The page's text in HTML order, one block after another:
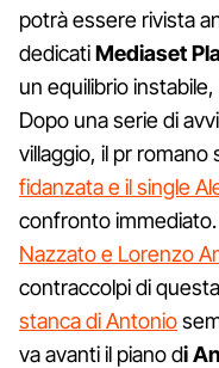
potrà essere rivista
dedicatiMediaset
un equilibrio
Dopo una serie di
villaggio, il pr romano
fidanzata e il single
confronto
Nazzato e Lorenzo
contraccolpi di
stanca di Antonio
va avanti il piano di